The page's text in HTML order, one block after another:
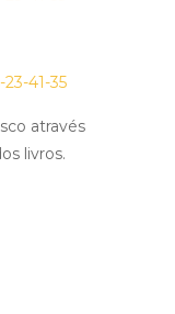
através
livros.